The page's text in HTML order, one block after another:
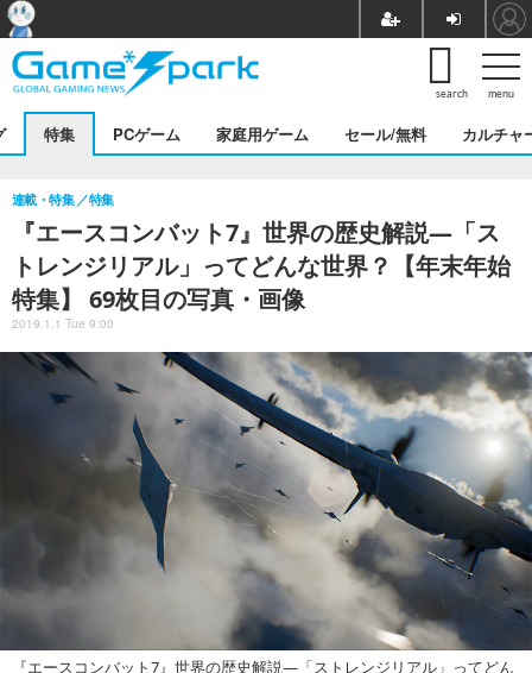
menu
search
特集 PCゲーム 家庭用ゲーム セール/無料 カルチャ
『エースコンバット7』世界の歴史解説―「ス
トレンジリアル」ってどんな世界？【年末年始
特集】 69枚目の写真・画像
連載・特集 特集
2019.1.1 Tue 9:00
『エースコンバット7』世界の歴史解説―「ストレンジリアル」ってどん